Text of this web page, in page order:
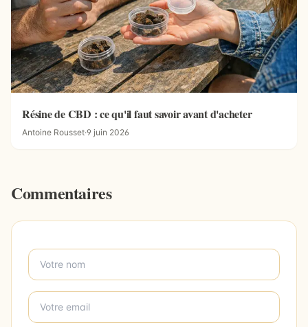
Résine de CBD : ce qu'il faut savoir avant d'acheter
Antoine Rousset·9 juin 2026
Commentaires